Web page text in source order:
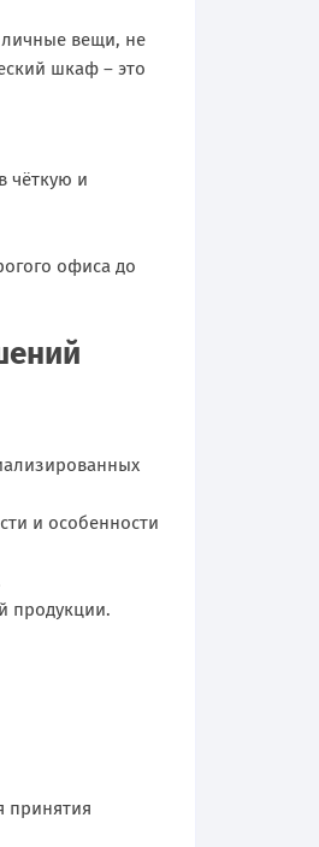
личные вещи, не
шкаф – это
чёткую и
офиса до
и особенности
продукции.
принятия